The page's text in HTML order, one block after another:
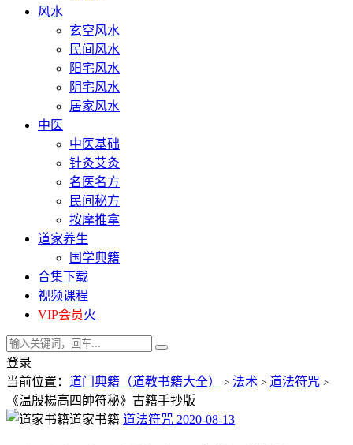
风水
玄空风水
民间风水
阳宅风水
阴宅风水
居家风水
中医
中医基础
针灸艾灸
名医名方
民间秘方
按摩推拿
道家养生
国学典籍
合集下载
视频课程
VIP会员火
登录
当前位置： 道门典籍（道教书籍大全） > 法术 > 道法符咒 >
《温殷楊高四帥符秘》古籍手抄版
道家书籍 道法符咒 2020-08-13